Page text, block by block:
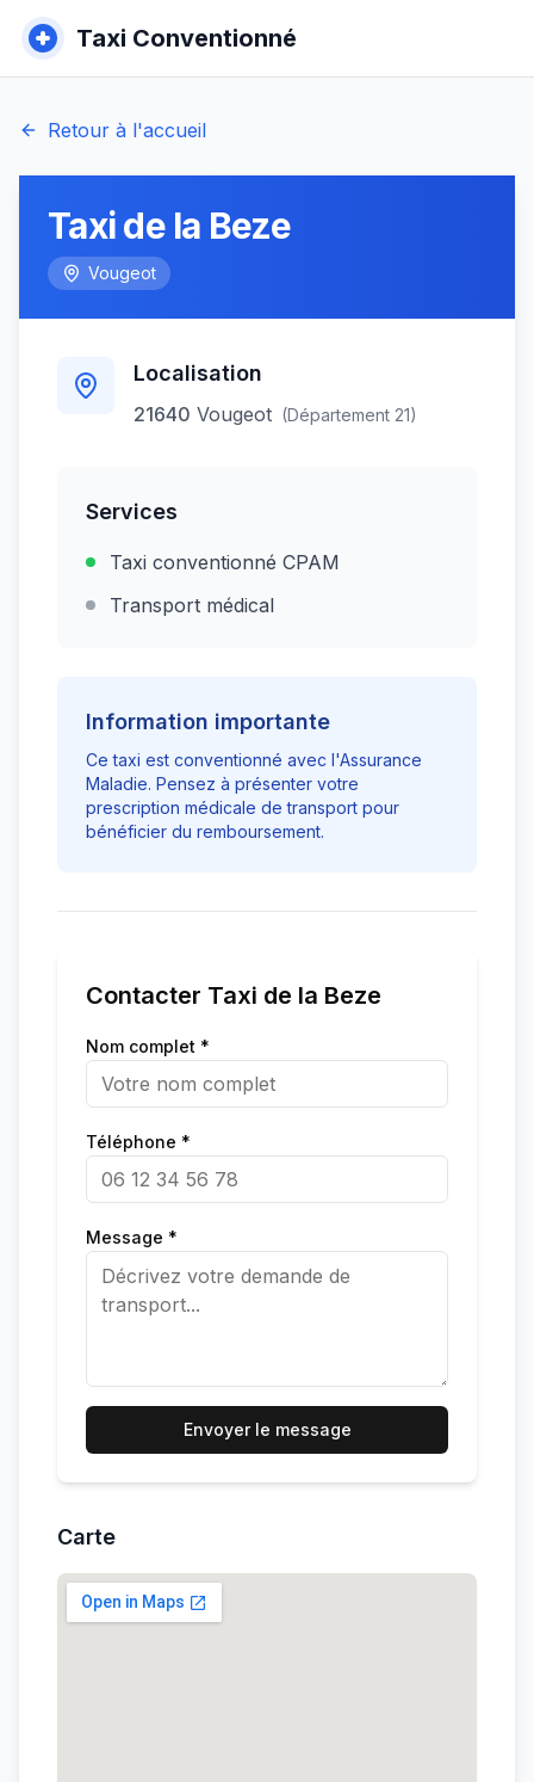
Taxi Conventionné
Retour à l'accueil
Taxi de la Beze
Vougeot
Localisation
21640 Vougeot (Département 21)
Services
Taxi conventionné CPAM
Transport médical
Information importante
Ce taxi est conventionné avec l'Assurance
Maladie. Pensez à présenter votre
prescription médicale de transport pour
bénéficier du remboursement.
Contacter Taxi de la Beze
Nom complet *
Téléphone *
Message *
Envoyer le message
Carte